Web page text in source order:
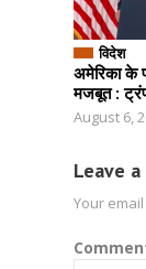
विदेश
अमेरिका के
मजबूत :
August 6,
Leave
Your